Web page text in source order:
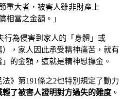
重大者，被害人雖非財產上
相當之金額。」
行為侵害到家人的「身體」或
），家人因此承受精神痛苦，就有
的金額，這就是精神慰撫金。
》第191條之2也特別規定了動力
輕了被害人證明對方過失的難度 。